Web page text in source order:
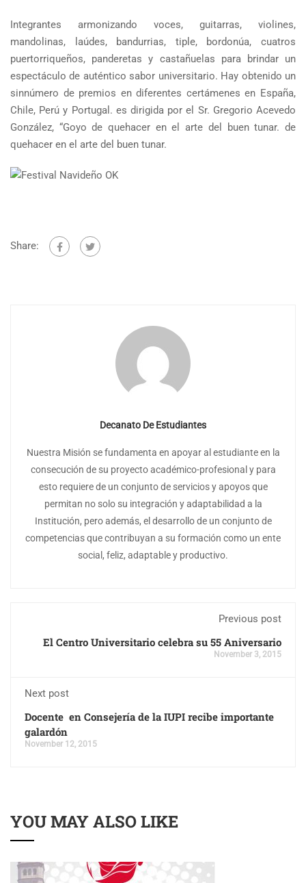
Integrantes armonizando voces, guitarras, violines,
mandolinas, laúdes, bandurrias, tiple, bordonúa, cuatros
puertorriqueños, panderetas y castañuelas para brindar un
espectáculo de auténtico sabor universitario. Hay obtenido un
sinnúmero de premios en diferentes certámenes en España,
Chile, Perú y Portugal. es dirigida por el Sr. Gregorio Acevedo
González, “Goyo de quehacer en el arte del buen tunar. de
quehacer en el arte del buen tunar.
Share:
Decanato De Estudiantes
Nuestra Misión se fundamenta en apoyar al estudiante en la
consecución de su proyecto académico-profesional y para
esto requiere de un conjunto de servicios y apoyos que
permitan no solo su integración y adaptabilidad a la
Institución, pero además, el desarrollo de un conjunto de
competencias que contribuyan a su formación como un ente
social, feliz, adaptable y productivo.
Previous post
El Centro Universitario celebra su 55 Aniversario
November 3, 2015
Next post
Docente en Consejería de la IUPI recibe importante
galardón
November 12, 2015
YOU MAY ALSO LIKE